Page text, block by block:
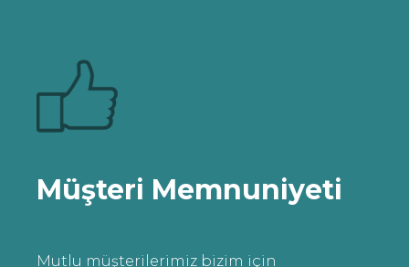
Müşteri Memnuniyeti
Mutlu müşterilerimiz bizim için